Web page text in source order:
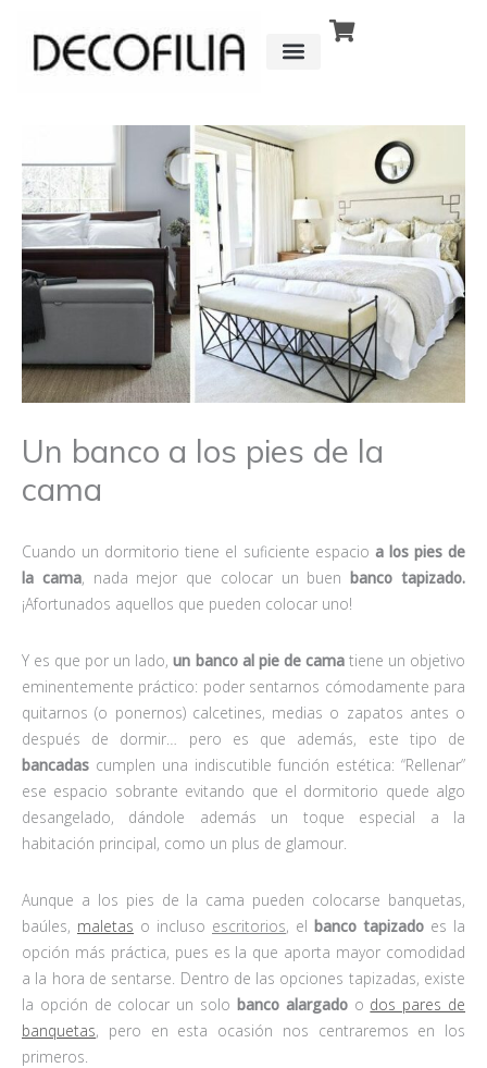
contenido
Un banco a los pies de la
cama
Cuando un dormitorio tiene el suficiente espacio a los pies de
la cama, nada mejor que colocar un buenbanco tapizado.
¡Afortunados aquellos que pueden colocar uno!
Y es que por un lado,un banco al pie de cama tiene un objetivo
eminentemente práctico: poder sentarnos cómodamente para
quitarnos (o ponernos) calcetines, medias o zapatos antes o
después de dormir… pero es que además, este tipo de
bancadas cumplen una indiscutible función estética: “Rellenar”
ese espacio sobrante evitando que el dormitorio quede algo
desangelado, dándole además un toque especial a la
habitación principal, como un plus de glamour.
Aunque a los pies de la cama pueden colocarse banquetas,
baúles, maletas o incluso escritorios, el banco tapizado es la
opción más práctica, pues es la que aporta mayor comodidad
a la hora de sentarse. Dentro de las opciones tapizadas, existe
la opción de colocar un solo banco alargadoo dos pares de
banquetas, pero en esta ocasión nos centraremos en los
primeros.